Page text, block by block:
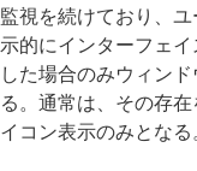
監視を続けており、ユ
示的にインターフェイ
した場合のみウィン
る。通常は、その存
イコン表示のみとなる